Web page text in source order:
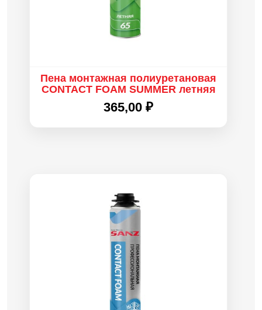
Пена монтажная полиуретановая
CONTACT FOAM SUMMER летняя
365,00₽